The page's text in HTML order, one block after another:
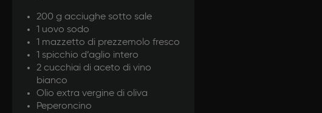
200 g acciughe sotto sale
1 uovo sodo
1 mazzetto di prezzemolo fresco
1 spicchio d’aglio intero
2 cucchiai di aceto di vino
bianco
Olio extra vergine di oliva
Peperoncino